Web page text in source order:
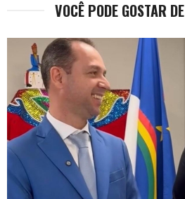
VOCÊ PODE GOSTAR DE